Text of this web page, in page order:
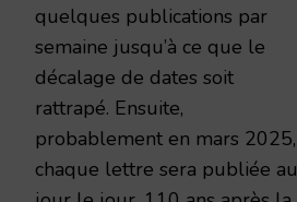
quelques publications par
semaine jusqu’à ce que le
décalage de dates soit
rattrapé. Ensuite,
probablement en mars 2025,
chaque lettre sera publiée au